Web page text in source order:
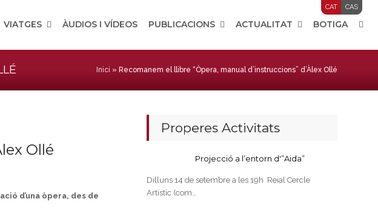
CAT CAS
VIATGES ÀUDIOS I VÍDEOS PUBLICACIONS ACTUALITAT BOTIGA
Inici » Recomanem el llibre “Òpera, manual d’instruccions” d’Àlex Ollé
Ollé
d’una òpera, des de
Properes Activitats
Projecció a l’entorn d'”Aida”
Dilluns 14 de setembre a les 19h Reial Cercle
Artístic (com…